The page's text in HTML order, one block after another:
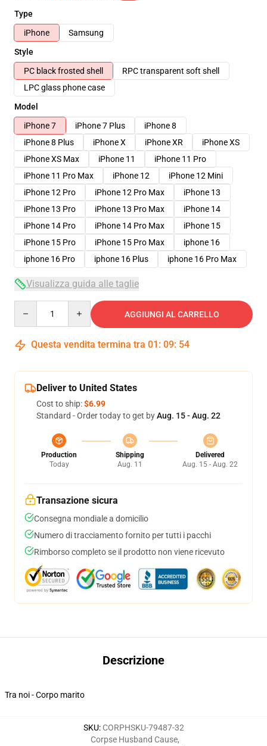
Type
iPhone
Samsung
Style
PC black frosted shell
RPC transparent soft shell
LPC glass phone case
Model
iPhone 7
iPhone 7 Plus
iPhone 8
iPhone 8 Plus
iPhone X iPhone XR
iPhone XS
iPhone XS Max
iPhone 11
iPhone 11 Pro
iPhone 11 Pro Max
iPhone 12
iPhone 12 Mini
iPhone 12 Pro
iPhone 12 Pro Max
iPhone 13
iPhone 13 Pro
iPhone 13 Pro Max
iPhone 14
iPhone 14 Pro
iPhone 14 Pro Max
iPhone 15
iPhone 15 Pro
iPhone 15 Pro Max
iphone 16
iphone 16 Pro
iphone 16 Plus iphone 16 Pro Max
Visualizza guida alle taglie
AGGIUNGI AL CARRELLO
Questa vendita termina tra 01 : 09: 53
Deliver to United States
Cost to ship:$6.99
Standard - Order today to get byAug. 15 - Aug. 22
Production
Today
Shipping
Aug. 11
Delivered
Aug. 15 - Aug. 22
Transazione sicura
Consegna mondiale a domicilio
Numero di tracciamento fornito per tutti i pacchi
Rimborso completo se il prodotto non viene ricevuto
Descrizione
Tra noi - Corpo marito
SKU: CORPHSKU-79487-32
Corpse Husband Cause,